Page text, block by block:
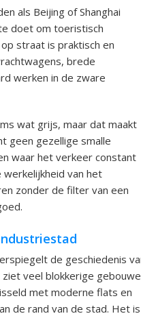
als Beijing of Shanghai
doet om toeristisch
straat is praktisch en
brede
werken in de zware
wat grijs, maar dat maakt
geen gezellige smalle
waar het verkeer constant
van het
zonder de filter van een
de geschiedenis
veel blokkerige
met moderne flats en
de rand van de stad. Het is